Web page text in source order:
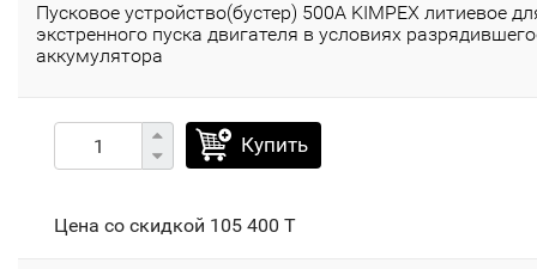
Пусковое устройство(бустер) 500А KIMPEX литиевое
экстренного пуска двигателя в условиях
аккумулятора
Купить
Цена со скидкой 105 400 T